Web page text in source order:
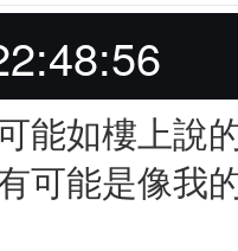
能如樓上說
可能是像我